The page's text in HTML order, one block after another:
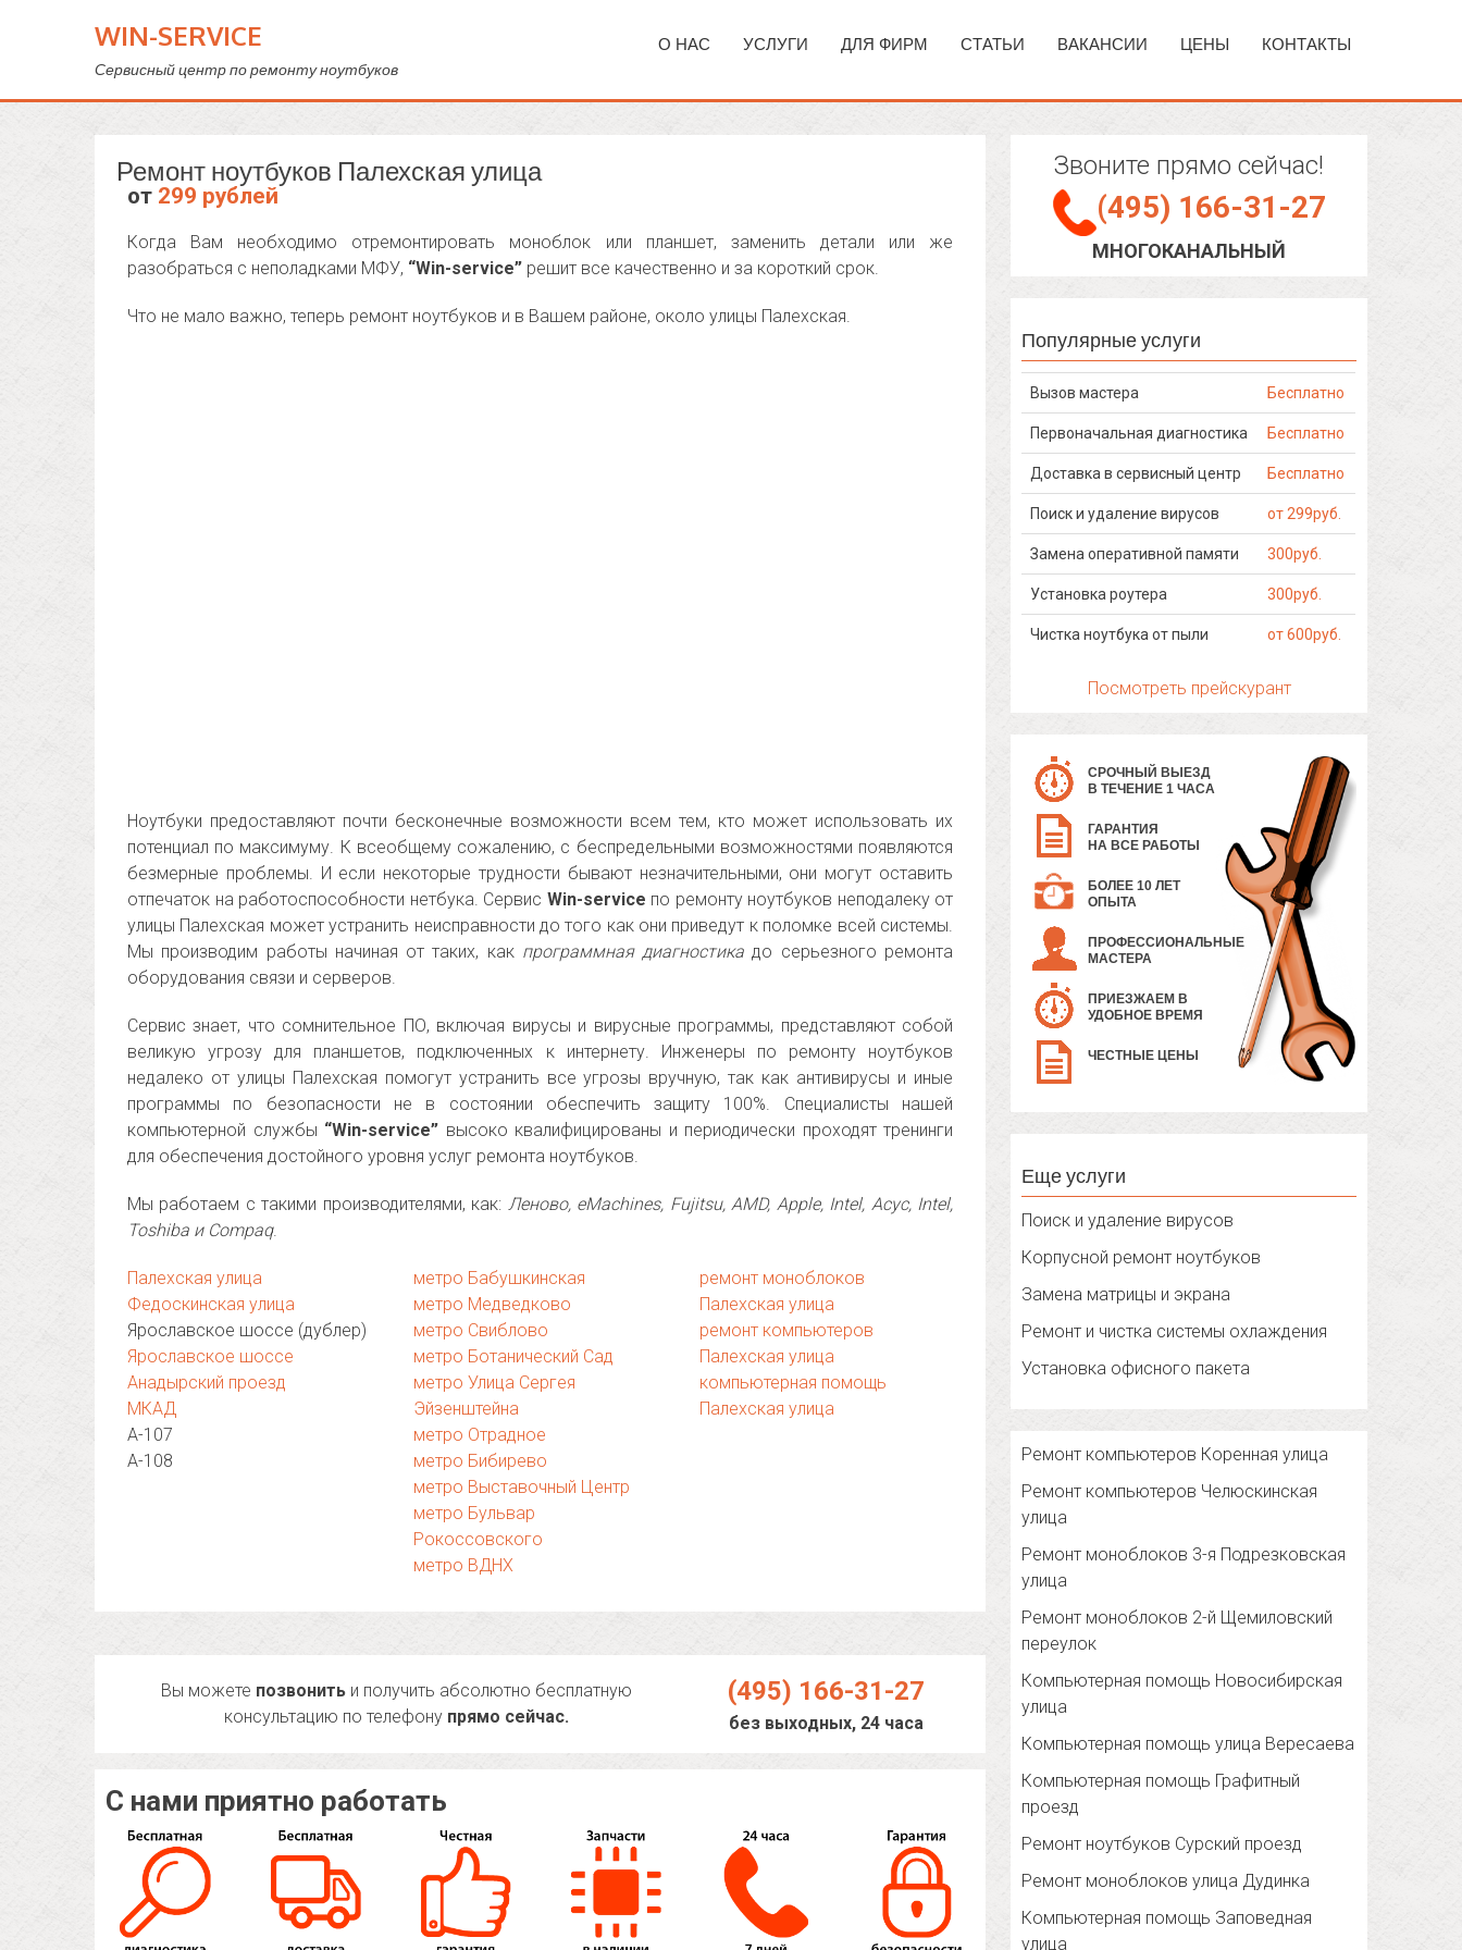
WIN-SERVICE
Сервисный центр по ремонту ноутбуков
О НАС УСЛУГИ ДЛЯ ФИРМ СТАТЬИ ВАКАНСИИ ЦЕНЫ КОНТАКТЫ
Ремонт ноутбуков Палехская улица
от 299 рублей
Когда Вам необходимо отремонтировать моноблок или планшет, заменить детали или же
разобраться с неполадками МФУ, “Win-service” решит все качественно и за короткий срок.
Что не мало важно, теперь ремонт ноутбуков и в Вашем районе, около улицы Палехская.
Ноутбуки предоставляют почти бесконечные возможности всем тем, кто может использовать их
потенциал по максимуму. К всеобщему сожалению, с беспредельными возможностями появляются
безмерные проблемы. И если некоторые трудности бывают незначительными, они могут оставить
отпечаток на работоспособности нетбука. Сервис Win-service по ремонту ноутбуков неподалеку от
улицы Палехская может устранить неисправности до того как они приведут к поломке всей системы.
Мы производим работы начиная от таких, как программная диагностика до серьезного ремонта
оборудования связи и серверов.
Сервис знает, что сомнительное ПО, включая вирусы и вирусные программы, представляют собой
великую угрозу для планшетов, подключенных к интернету. Инженеры по ремонту ноутбуков
недалеко от улицы Палехская помогут устранить все угрозы вручную, так как антивирусы и иные
программы по безопасности не в состоянии обеспечить защиту 100%. Специалисты нашей
компьютерной службы “Win-service” высоко квалифицированы и периодически проходят тренинги
для обеспечения достойного уровня услуг ремонта ноутбуков.
Мы работаем с такими производителями, как: Леново, eMachines, Fujitsu, AMD, Apple, Intel, Асус, Intel,
Toshiba и Compaq.
Палехская улица
Федоскинская улица
Ярославское шоссе (дублер)
Ярославское шоссе
Анадырский проезд
МКАД
А-107
А-108
метро Бабушкинская
метро Медведково
метро Свиблово
метро Ботанический Сад
метро Улица Сергея
Эйзенштейна
метро Отрадное
метро Бибирево
метро Выставочный Центр
метро Бульвар
Рокоссовского
метро ВДНХ
ремонт моноблоков
Палехская улица
ремонт компьютеров
Палехская улица
компьютерная помощь
Палехская улица
Вы можете позвонить и получить абсолютно бесплатную
консультацию по телефону прямо сейчас.
(495) 166-31-27
без выходных, 24 часа
С нами приятно работать
Звоните прямо сейчас!
(495) 166-31-27
МНОГОКАНАЛЬНЫЙ
Популярные услуги
Вызов мастера Бесплатно
Первоначальная диагностика Бесплатно
Доставка в сервисный центр Бесплатно
Поиск и удаление вирусов от 299руб.
Замена оперативной памяти 300руб.
Установка роутера 300руб.
Чистка ноутбука от пыли от 600руб.
Посмотреть прейскурант
СРОЧНЫЙ ВЫЕЗД
В ТЕЧЕНИЕ 1 ЧАСА
ГАРАНТИЯ
НА ВСЕ РАБОТЫ
БОЛЕЕ 10 ЛЕТ
ОПЫТА
ПРОФЕССИОНАЛЬНЫЕ
МАСТЕРА
ПРИЕЗЖАЕМ В
УДОБНОЕ ВРЕМЯ
ЧЕСТНЫЕ ЦЕНЫ
Еще услуги
Поиск и удаление вирусов
Корпусной ремонт ноутбуков
Замена матрицы и экрана
Ремонт и чистка системы охлаждения
Установка офисного пакета
Ремонт компьютеров Коренная улица
Ремонт компьютеров Челюскинская
улица
Ремонт моноблоков 3-я Подрезковская
улица
Ремонт моноблоков 2-й Щемиловский
переулок
Компьютерная помощь Новосибирская
улица
Компьютерная помощь улица Вересаева
Компьютерная помощь Графитный
проезд
Ремонт ноутбуков Сурский проезд
Ремонт моноблоков улица Дудинка
Компьютерная помощь Заповедная
улица